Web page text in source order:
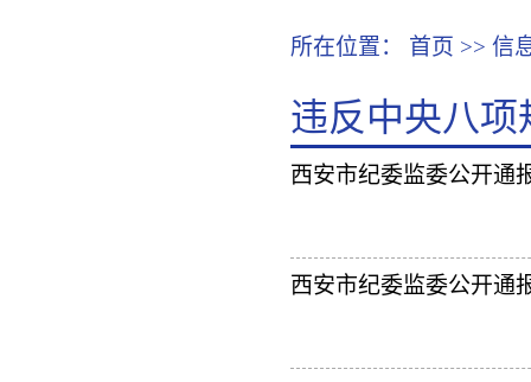
所在位置： 首页 >> 信
违反中央八
西安市纪委监委公开通
西安市纪委监委公开通